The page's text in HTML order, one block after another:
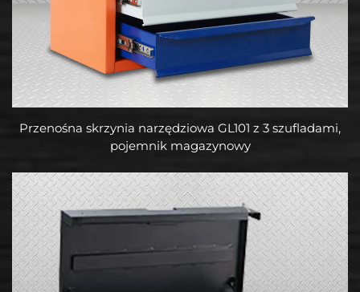
Przenośna skrzynia narzędziowa GL101 z 3 szufladami,
pojemnik magazynowy